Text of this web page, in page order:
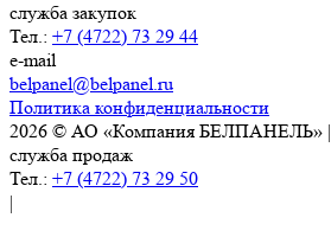
служба закупок
Тел.: +7 (4722) 73 29 44
e-mail
belpanel@belpanel.ru
Политика конфиденциальности
2026 © АО «Компания БЕЛПАНЕЛЬ» |
служба продаж
Тел.: +7 (4722) 73 29 50
|